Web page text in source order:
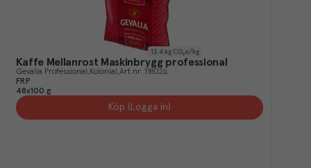
13.4 kg CO₂e/kg
Kaffe Mellanrost Maskinbrygg professional
Gevalia Professional Kolonial Art.nr. 118026
FRP
48x100 g
Köp (Logga in)